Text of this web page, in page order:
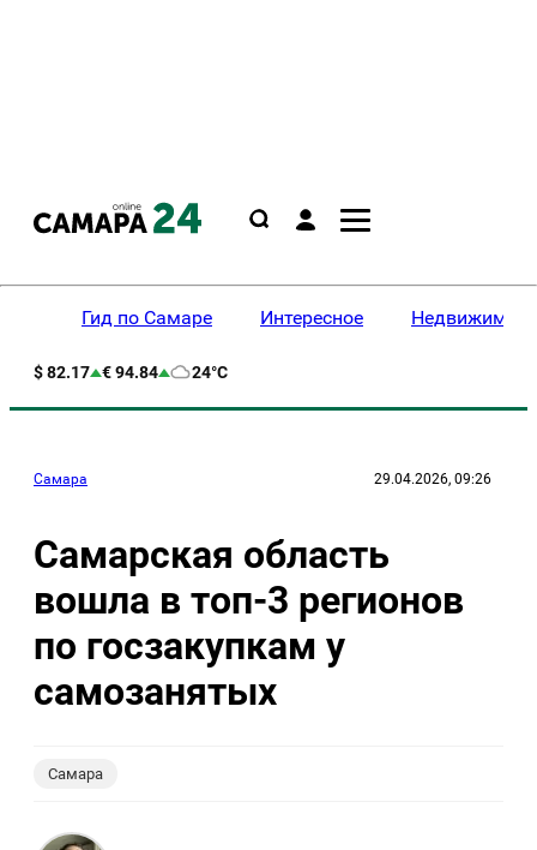
Гид по Самаре Интересное
$ 82.17 € 94.84 24°C
Самара 29.04.2026, 09:26
Самарская область
вошла в топ-3 регионов
по госзакупкам у
самозанятых
Самара